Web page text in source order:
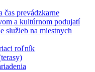
čas prevádzkarne
a kultúrnom podujatí
služieb na miestnych
roľník